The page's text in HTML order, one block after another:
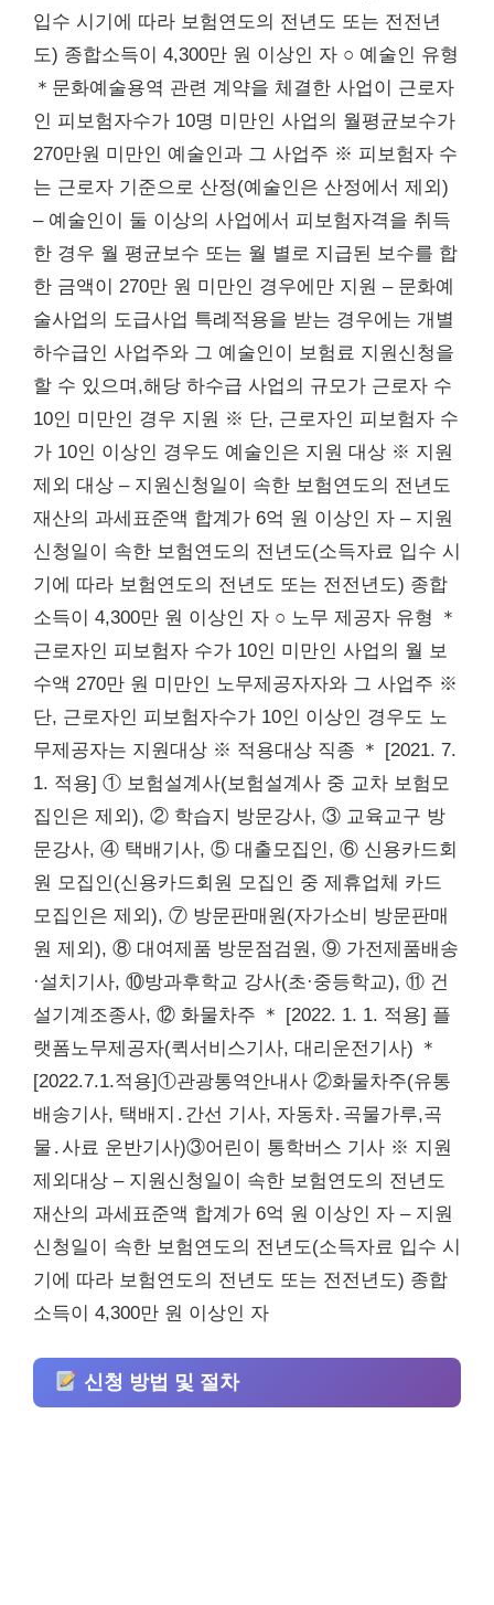
입수 시기에 따라 보험연도의 전년도 또는 전전년
도) 종합소득이 4,300만 원 이상인 자 ○ 예술인 유형
＊문화예술용역 관련 계약을 체결한 사업이 근로자
인 피보험자수가 10명 미만인 사업의 월평균보수가
270만원 미만인 예술인과 그 사업주 ※ 피보험자 수
는 근로자 기준으로 산정(예술인은 산정에서 제외)
– 예술인이 둘 이상의 사업에서 피보험자격을 취득
한 경우 월 평균보수 또는 월 별로 지급된 보수를 합
한 금액이 270만 원 미만인 경우에만 지원 – 문화예
술사업의 도급사업 특례적용을 받는 경우에는 개별
하수급인 사업주와 그 예술인이 보험료 지원신청을
할 수 있으며,해당 하수급 사업의 규모가 근로자 수
10인 미만인 경우 지원 ※ 단, 근로자인 피보험자 수
가 10인 이상인 경우도 예술인은 지원 대상 ※ 지원
제외 대상 – 지원신청일이 속한 보험연도의 전년도
재산의 과세표준액 합계가 6억 원 이상인 자 – 지원
신청일이 속한 보험연도의 전년도(소득자료 입수 시
기에 따라 보험연도의 전년도 또는 전전년도) 종합
소득이 4,300만 원 이상인 자 ○ 노무 제공자 유형 ＊
근로자인 피보험자 수가 10인 미만인 사업의 월 보
수액 270만 원 미만인 노무제공자자와 그 사업주 ※
단, 근로자인 피보험자수가 10인 이상인 경우도 노
무제공자는 지원대상 ※ 적용대상 직종 ＊ [2021. 7.
1. 적용] ① 보험설계사(보험설계사 중 교차 보험모
집인은 제외), ② 학습지 방문강사, ③ 교육교구 방
문강사, ④ 택배기사, ⑤ 대출모집인, ⑥ 신용카드회
원 모집인(신용카드회원 모집인 중 제휴업체 카드
모집인은 제외), ⑦ 방문판매원(자가소비 방문판매
원 제외), ⑧ 대여제품 방문점검원, ⑨ 가전제품배송
·설치기사, ⑩방과후학교 강사(초·중등학교), ⑪ 건
설기계조종사, ⑫ 화물차주 ＊ [2022. 1. 1. 적용] 플
랫폼노무제공자(퀵서비스기사, 대리운전기사) ＊
[2022.7.1.적용]①관광통역안내사 ②화물차주(유통
배송기사, 택배지․간선 기사, 자동차․곡물가루,곡
물․사료 운반기사)③어린이 통학버스 기사 ※ 지원
제외대상 – 지원신청일이 속한 보험연도의 전년도
재산의 과세표준액 합계가 6억 원 이상인 자 – 지원
신청일이 속한 보험연도의 전년도(소득자료 입수 시
기에 따라 보험연도의 전년도 또는 전전년도) 종합
소득이 4,300만 원 이상인 자
신청 방법 및 절차